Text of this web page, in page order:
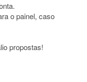
o painel, caso
propostas!